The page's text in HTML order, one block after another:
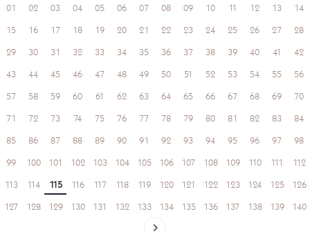
01 02 03 04 05 06 07 08 09 10 11 12 13
14
15
16 17 18 19 20 21 22 23 24 25 26 27
28
29
30 31 32 33 34 35 36 37 38 39 40 41
42
43
44 45 46 47 48 49 50 51 52 53 54 55
56
57
58 59 60 61 62 63 64 65 66 67 68 69
70
71
72 73 74 75 76 77 78 79 80 81 82 83
84
85
86 87 88 89 90 91 92 93 94 95 96 97
98
99
100 101 102 103 104 105 106 107 108 109 110 111
112
113
114 115 116 117 118 119 120 121 122 123 124 125
126
127
128 129 130 131 132 133 134 135 136 137 138 139 140